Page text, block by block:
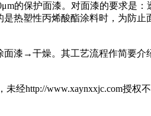
保护面漆。对面漆的要求是：
热塑性丙烯酸酯涂料时，为防
干燥。其工艺流程作简要介
未经http://www.xaynxxjc.com授